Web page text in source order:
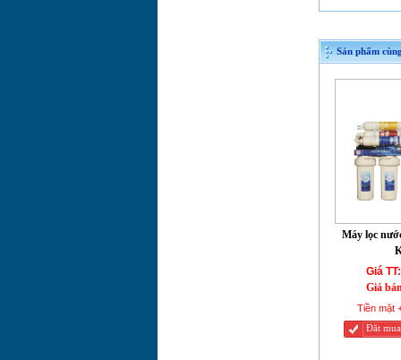
Sản phẩm
Máy lọc
Giá TT:
Giá
Tiền mặt
Đăt mua